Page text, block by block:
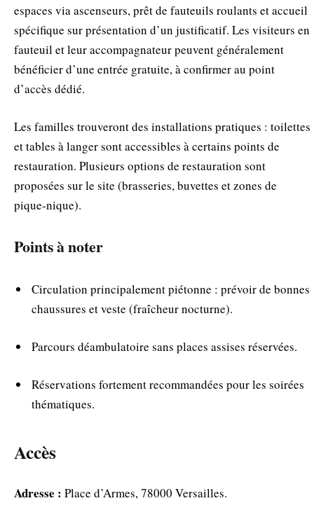
espaces via ascenseurs, prêt de fauteuils roulants et accueil
spécifique sur présentation d’un justificatif. Les visiteurs en
fauteuil et leur accompagnateur peuvent généralement
bénéficier d’une entrée gratuite, à confirmer au point
d’accès dédié.
Les familles trouveront des installations pratiques : toilettes
et tables à langer sont accessibles à certains points de
restauration. Plusieurs options de restauration sont
proposées sur le site (brasseries, buvettes et zones de
pique‑nique).
Points à noter
Circulation principalement piétonne : prévoir de bonnes
chaussures et veste (fraîcheur nocturne).
Parcours déambulatoire sans places assises réservées.
Réservations fortement recommandées pour les soirées
thématiques.
Accès
Adresse : Place d’Armes, 78000 Versailles.